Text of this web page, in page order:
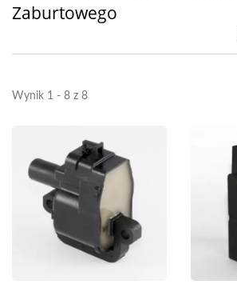
Zaburtowego
Wynik 1 - 8 z 8